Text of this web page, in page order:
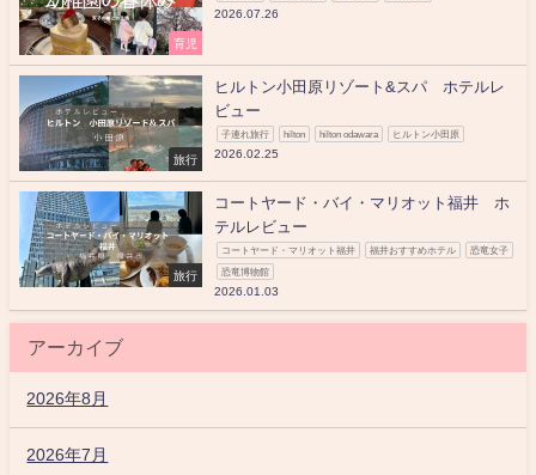
育児
2026.07.26
旅行
ヒルトン小田原リゾート&スパ ホテルレ
ビュー
子連れ旅行 hilton hilton odawara ヒルトン小田原
2026.02.25
旅行
コートヤード・バイ・マリオット福井 ホ
テルレビュー
コートヤード・マリオット福井 福井おすすめホテル 恐竜女子
恐竜博物館
2026.01.03
アーカイブ
2026年8月
2026年7月